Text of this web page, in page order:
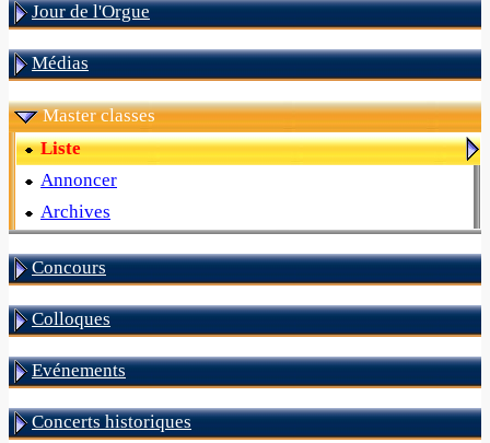
Jour de l'Orgue
Médias
Master classes
Liste
Annoncer
Archives
Concours
Colloques
Evénements
Concerts historiques